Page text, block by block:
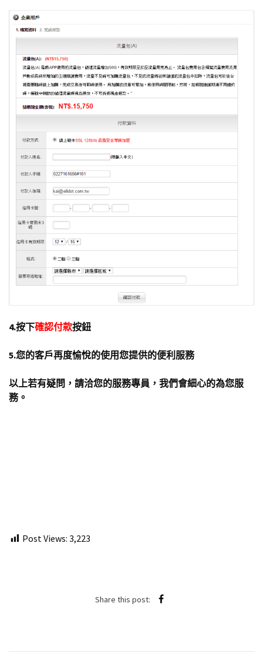
4.按下確認付款按鈕
5.您的客戶再度愉悅的使用您提供的便利服務
以上若有疑問，請洽您的服務專員，我們會細心的為您服
務。
Post Views: 3,223
Share this post: